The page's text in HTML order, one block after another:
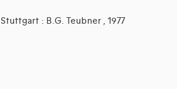
Stuttgart : B.G. Teubner , 1977